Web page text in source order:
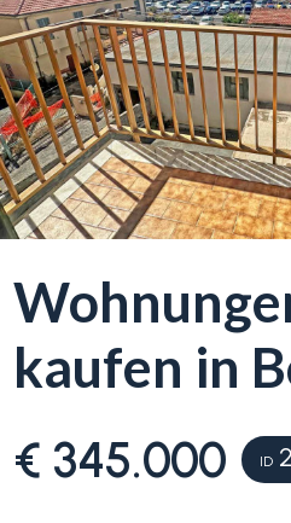
kaufen in
€ 345.000 ID
Über
uns
Unsere
Dienstleistungen
Objektsuche
Blog
Kontakt
Provinz
Ort
Immobilientyp
-
Mehrfachauswahl
Alle